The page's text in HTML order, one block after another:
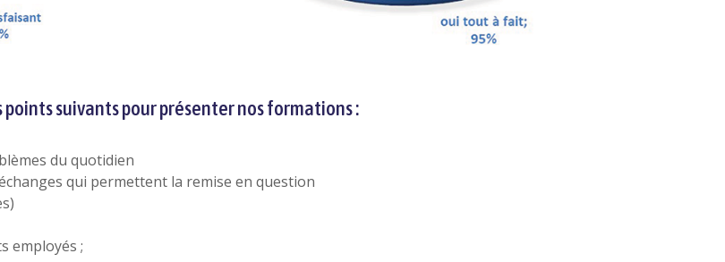
suivants pour présenter nos formations :
du quotidien
qui permettent la remise en question
employés ;